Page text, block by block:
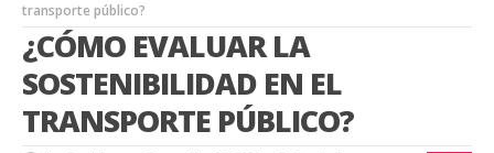
transporte público?
¿CÓMO EVALUAR LA
SOSTENIBILIDAD EN EL
TRANSPORTE PÚBLICO?